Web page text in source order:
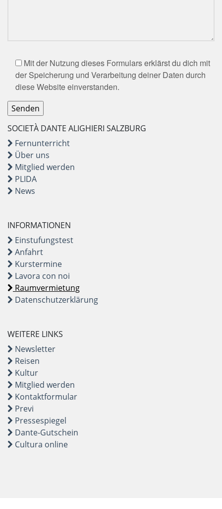
SOCIETÀ DANTE ALIGHIERI SALZBURG
Fernunterricht
Über uns
Mitglied werden
PLIDA
News
INFORMATIONEN
Einstufungstest
Anfahrt
Kurstermine
Lavora con noi
Raumvermietung
Datenschutzerklärung
WEITERE LINKS
Newsletter
Reisen
Kultur
Mitglied werden
Kontaktformular
Previ
Pressespiegel
Dante-Gutschein
Cultura online
Bitte lasse dieses Feld leer.
Mit der Nutzung dieses Formulars erklärst du dich mit
der Speicherung und Verarbeitung deiner Daten durch
diese Website einverstanden.